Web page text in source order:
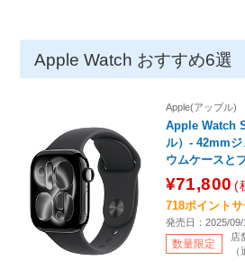
Apple Watch おすすめ6選
Apple(アップル)
Apple Watch
ル）- 42mm
ウムケースと
S/M
¥71,800 (
718ポイント
発売日：2025/
数量限定
店